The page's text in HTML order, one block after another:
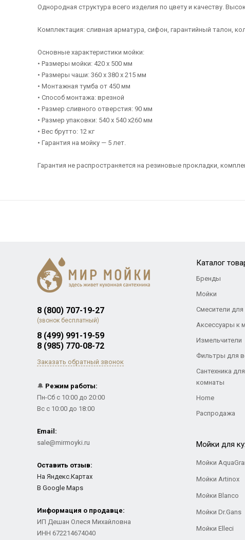
Однородная структура всего изделия по цвету и качеству.
Комплектация: сливная арматура, сифон, гарантийный талон,
Основные характеристики мойки:
• Размеры мойки: 420 x 500 мм
• Размеры чаши: 360 x 380 х 215 мм
• Монтажная тумба от 450 мм
• Способ монтажа: врезной
• Размер сливного отверстия: 90 мм
• Размер упаковки: 540 х 540 х260 мм
• Вес брутто: 12 кг
• Гарантия на мойку — 5 лет.
Гарантия не распространяется на резиновые прокладки,
8 (800) 707-19-27
(звонок бесплатный)
8 (499) 991-19-59
8 (985) 770-08-72
Заказать обратный звонок
🔔 Режим работы:
Пн-Сб с 10:00 до 20:00
Вс с 10:00 до 18:00
Email:
sale@mirmoyki.ru
Оставить отзыв:
На Яндекс.Картах
В Google Maps
Информация о продавце:
ИП Дешан Олеся Михайловна
ИНН 672214674040
Каталог
Бренды
Мойки
Смесители для
Аксессуары к
Измельчители
Фильтры для
Сантехника
комнаты
Home
Распродажа
Мойки для
Мойки
Мойки Artinox
Мойки Blanco
Мойки Dr.Gans
Мойки Elleci